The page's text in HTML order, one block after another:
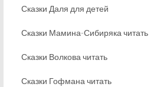
Сказки Даля для детей
Сказки Мамина-Сибиряка читать
Сказки Волкова читать
Сказки Гофмана читать